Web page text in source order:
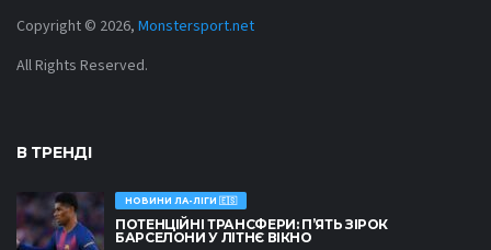
Copyright © 2026, Monstersport.net
All Rights Reserved.
В ТРЕНДІ
НОВИНИ ЛА-ЛІГИ 🇪🇸
ПОТЕНЦІЙНІ ТРАНСФЕРИ: П’ЯТЬ ЗІРОК
БАРСЕЛОНИ У ЛІТНЄ ВІКНО